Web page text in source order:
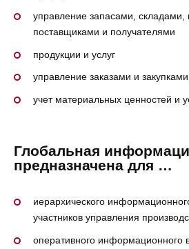
управление запасами,
поставщиками и получателями
продукции и услуг
управление заказами и
учет материальных ценностей и
Глобальная
предназначена для …
иерархического
участников управления
оперативного информационного